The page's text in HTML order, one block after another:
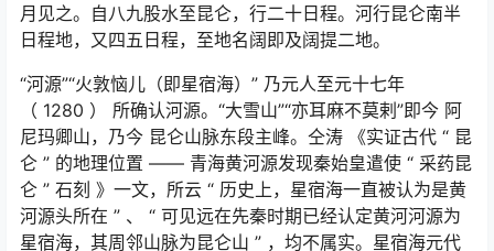
月见之。自八九股水至昆仑，行二十日程。河行昆仑南半
日程地，又四五日程，至地名阔即及阔提二地。
“河源”“火敦恼儿（即星宿海）” 乃元人至元十七年
（ 1280 ） 所确认河源。“大雪山”“亦耳麻不莫剌”即今 阿
尼玛卿山，乃今 昆仑山脉东段主峰。仝涛 《实证古代 “ 昆
仑 ” 的地理位置 —— 青海黄河源发现秦始皇遣使 “ 采药昆
仑 ” 石刻 》一文，所云 “ 历史上，星宿海一直被认为是黄
河源头所在 ” 、 “ 可见远在先秦时期已经认定黄河河源为
星宿海，其周邻山脉为昆仑山 ” ，均不属实。星宿海元代